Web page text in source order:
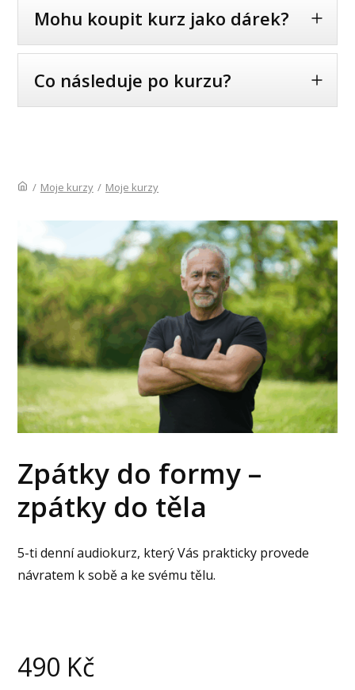
Mohu koupit kurz jako dárek?
Co následuje po kurzu?
/ Moje kurzy / Moje kurzy
Zpátky do formy –
zpátky do těla
5-ti denní audiokurz, který Vás prakticky provede
návratem k sobě a ke svému tělu.
490 Kč